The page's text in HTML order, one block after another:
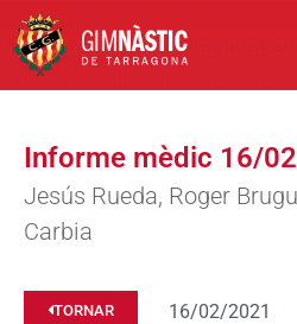
Informe mèdic 16/02
Jesús Rueda, Roger
Carbia
TORNAR 16/02/2021